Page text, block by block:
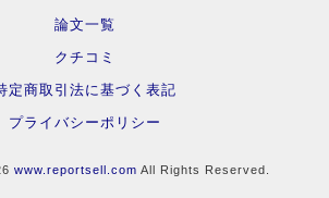
論文一覧
クチコミ
定商取引法に基づく表記
プライバシーポリシー
www.reportsell.com All Rights Reserved.